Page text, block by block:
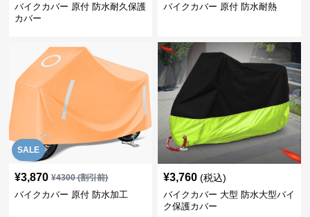
バイクカバー 原付 防水耐久保護
カバー
バイクカバー 原付 防水耐熱
SALE
¥3,870 ¥4300(割引前)
バイクカバー 原付 防水加工
¥3,760 (税込)
バイクカバー 大型 防水大型バイ
ク保護カバー